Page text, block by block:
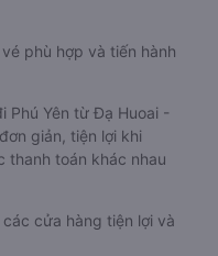
phù hợp và tiến hành
Phú Yên từ Đạ Huoai -
giản, tiện lợi khi
thanh toán khác nhau
cửa hàng tiện lợi và